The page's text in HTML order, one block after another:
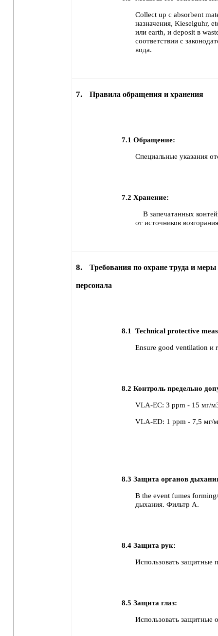
Collect up с absorbent
назначения, Kieselguhr,
или earth, и deposit в
соответствии с
вода.
7. Правила обращения и хранения
7.1Обращение:
Специальные указания
7.2Хранение:
В запечатанных
от источников
8. Требования по охране труда и меры
персонала
8.1 Technical protective
Ensure good ventilation и
8.2Контроль предельно
VLA-EC:3 ppm - 15 мг/
VLA-ED: 1 ppm - 7,5 мг/
8.3Защита органов
В the event fumes
дыхания. Фильтр A.
8.4Защита рук:
Использовать защитные
8.5Защита глаз:
Использовать защитные